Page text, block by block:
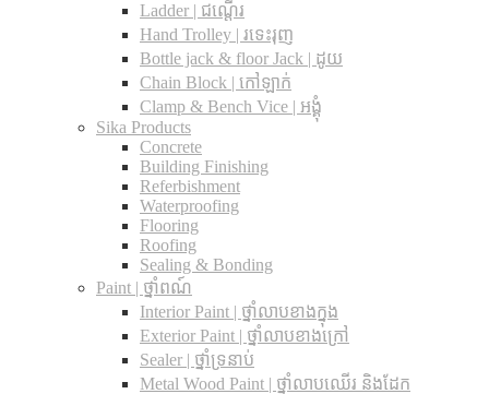
Ladder | ជណ្តើរ
Hand Trolley | រទេះរុញ
Bottle jack & floor Jack​ | ដូយ
Chain Block | កៅឡាក់
Clamp & Bench Vice | អង្គុំ
Sika Products
Concrete
Building Finishing
Referbishment
Waterproofing
Flooring
Roofing
Sealing & Bonding
Paint | ថ្នាំពណ៍
Interior Paint | ថ្នាំលាបខាងក្នុង
Exterior Paint | ថ្នាំលាបខាងក្រៅ
Sealer | ថ្នាំទ្រនាប់
Metal Wood Paint | ថ្នាំលាបឈើរ និងដែក